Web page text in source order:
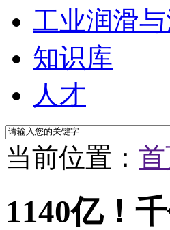
工业润滑
知识库
人才
当前位置：
1140亿！